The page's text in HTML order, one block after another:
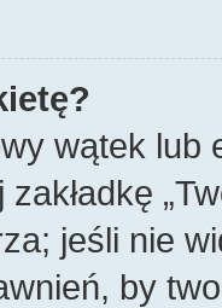
wątek lub
jeśli nie
by